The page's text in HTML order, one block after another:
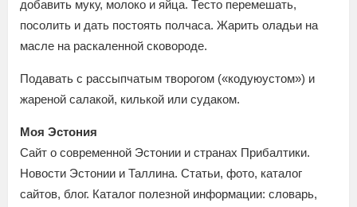
добавить муку, молоко и яйца. Тесто перемешать,
посолить и дать постоять полчаса. Жарить оладьи на
масле на раскаленной сковороде.
Подавать с рассыпчатым творогом («коду­юустом») и
жареной салакой, килькой или судаком.
Моя Эстония
Сайт о современной Эстонии и странах Прибалтики.
Новости Эстонии и Таллина. Статьи, фото, каталог
сайтов, блог. Каталог полезной информации: словарь,